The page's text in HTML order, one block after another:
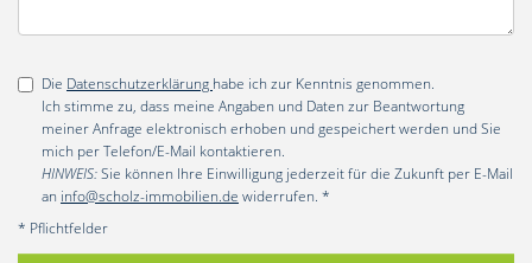
Die Datenschutzerklärung habe ich zur Kenntnis genommen.
Ich stimme zu, dass meine Angaben und Daten zur Beantwortung
meiner Anfrage elektronisch erhoben und gespeichert werden und Sie
mich per Telefon/E-Mail kontaktieren.
HINWEIS:Sie können Ihre Einwilligung jederzeit für die Zukunft per E-Mail
an info@scholz-immobilien.de widerrufen. *
* Pflichtfelder